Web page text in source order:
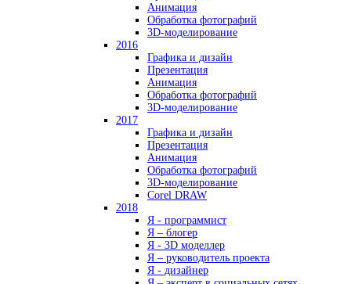
Анимация
Обработка фотографий
3D-моделирование
2016
Графика и дизайн
Презентация
Анимация
Обработка фотографий
3D-моделирование
2017
Графика и дизайн
Презентация
Анимация
Обработка фотографий
3D-моделирование
Corel DRAW
2018
Я - программист
Я – блогер
Я - 3D моделлер
Я – руководитель проекта
Я - дизайнер